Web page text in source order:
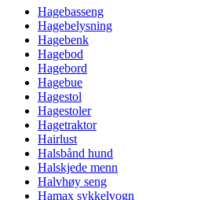
Hagebasseng
Hagebelysning
Hagebenk
Hagebod
Hagebord
Hagebue
Hagestol
Hagestoler
Hagetraktor
Hairlust
Halsbånd hund
Halskjede menn
Halvhøy seng
Hamax sykkelvogn